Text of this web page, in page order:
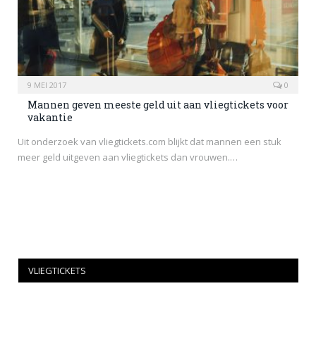
9 MEI 2017 0
Mannen geven meeste geld uit aan vliegtickets voor
vakantie
Uit onderzoek van vliegtickets.com blijkt dat mannen een stuk
meer geld uitgeven aan vliegtickets dan vrouwen.…
VLIEGTICKETS